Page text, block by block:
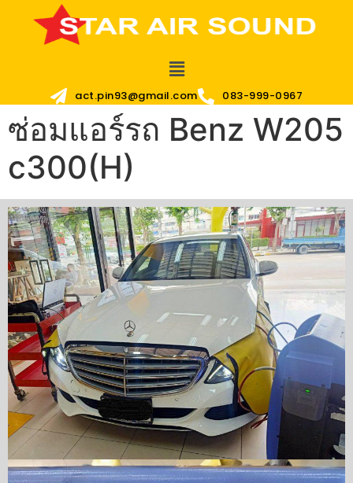
act.pin93@gmail.com 083-999-0967
ซ่อมแอร์รถ Benz W205
c300(H)